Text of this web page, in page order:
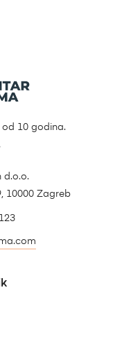
od 10 godina.
d.o.o.
10000 Zagreb